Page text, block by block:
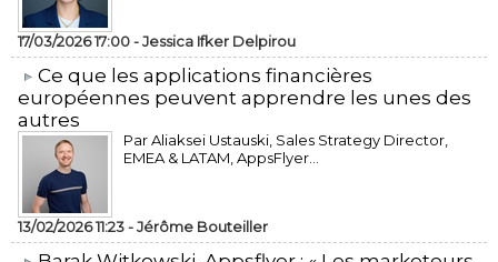
17/03/2026 17:00 -Jessica Ifker Delpirou
​Ce que les applications financières
européennes peuvent apprendre les unes des
autres
Par Aliaksei Ustauski, Sales Strategy Director,
EMEA & LATAM, AppsFlyer...
13/02/2026 11:23 -Jérôme Bouteiller